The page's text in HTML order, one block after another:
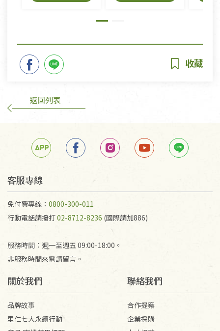
返回列表
客服專線
免付費專線： 0800-300-011
行動電話請撥打02-8712-8236 (國際請加886)
服務時間：週一至週五 09:00-18:00。
非服務時間來電請留言。
關於我們
品牌故事
里仁七大永續行動
聯絡我們
合作提案
企業採購